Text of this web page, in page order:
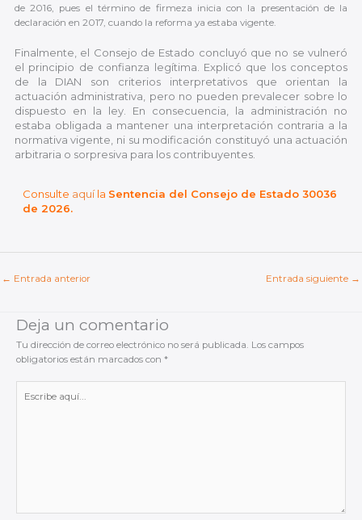
de 2016, pues el término de firmeza inicia con la presentación de la
declaración en 2017, cuando la reforma ya estaba vigente.
Finalmente, el Consejo de Estado concluyó que no se vulneró
el principio de confianza legítima. Explicó que los conceptos
de la DIAN son criterios interpretativos que orientan la
actuación administrativa, pero no pueden prevalecer sobre lo
dispuesto en la ley. En consecuencia, la administración no
estaba obligada a mantener una interpretación contraria a la
normativa vigente, ni su modificación constituyó una actuación
arbitraria o sorpresiva para los contribuyentes.
Consulte aquíla Sentencia del Consejo de Estado 30036
de 2026.
← Entrada anterior Entrada siguiente →
Deja un comentario
Tu dirección de correo electrónico no será publicada. Los campos
obligatorios están marcados con *
aquí...